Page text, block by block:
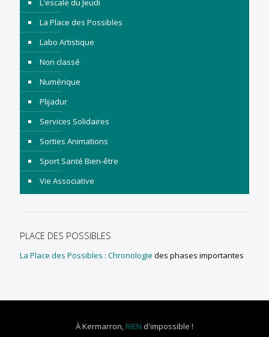
L'escale du Jeudi
La Place des Possibles
Labo Artistique
Non classé
Numérique
Plijadur
Services Solidaires
Sorties Animations
Sport Santé Bien-être
Vie Associative
PLACE DES POSSIBLES
La Place des Possibles : Chronologie des phases importantes
À Kermarron, RIEN d'impossible !